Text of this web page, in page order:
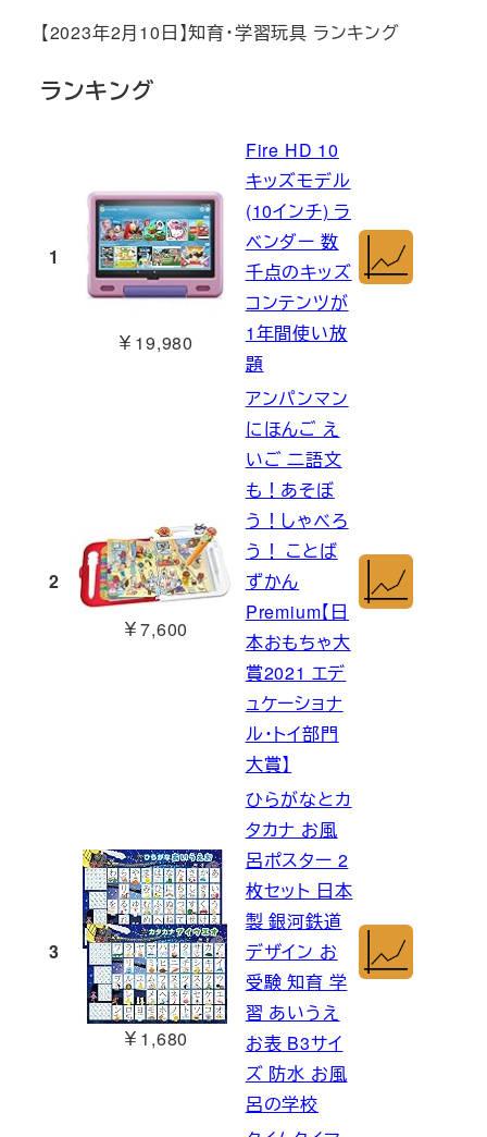
【2023年2月10日】知育・学習玩具 ランキング
ランキング
1
￥19,980
Fire HD 10
キッズモデル
(10インチ) ラ
ベンダー 数
千点のキッズ
コンテンツが
1年間使い放
題
2
￥7,600
アンパンマン
にほんご え
いご 二語文
も！あそぼ
う！しゃべろ
う！ ことば
ずかん
Premium【日
本おもちゃ大
賞2021 エデ
ュケーショナ
ル・トイ部門
大賞】
3
￥1,680
ひらがなとカ
タカナ お風
呂ポスター 2
枚セット 日本
製 銀河鉄道
デザイン お
受験 知育 学
習 あいうえ
お表 B3サイ
ズ 防水 お風
呂の学校